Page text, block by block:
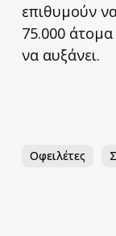
επιθυμούν
75.000 άτομα
να αυξάνει.
Οφειλέτες